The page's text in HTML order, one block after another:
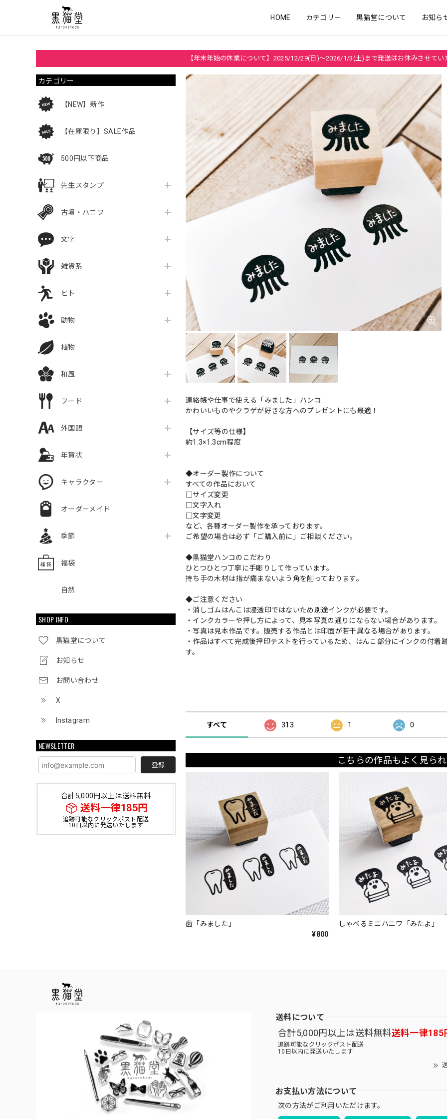
HOME カテゴリー 黒猫堂について お知ら
【年末年始の休業について】2025/12/29(日)～2026/1/3(土)まで発送はお休みさせてい
カテゴリー
【NEW】新作
【在庫限り】SALE作品
500円以下商品
先生スタンプ
古墳・ハニワ
文字
雑貨系
ヒト
動物
植物
和風
フード
外国語
年賀状
キャラクター
オーダーメイド
季節
福袋
自然
SHOP INFO
黒猫堂について
お知らせ
お問い合わせ
X
Instagram
NEWSLETTER
登録
合計5,000円以上は送料無料
送料一律185円
追跡可能なクリックポスト配送
10日以内に発送いたします
連絡帳や仕事で使える「みました」ハンコ
かわいいものやクラゲが好きな方へのプレゼントにも最適！
【サイズ等の仕様】
約1.3×1.3cm程度
◆オーダー製作について
すべての作品において
□サイズ変更
□文字入れ
□文字変更
など、各種オーダー製作を承っております。
ご希望の場合は必ず「ご購入前に」ご相談ください。
◆黒猫堂ハンコのこだわり
ひとつひとつ丁寧に手彫りして作っています。
持ち手の木材は指が痛まないよう角を削っております。
◆ご注意ください
・消しゴムはんこは浸透印ではないため別途インクが必要です。
・インクカラーや押し方によって、見本写真の通りにならない場合があります。
・写真は見本作品です。販売する作品とは印面が若干異なる場合があります。
・作品はすべて完成後押印テストを行っているため、はんこ部分にインクの付
す。
すべて 313 1 0
こちらの作品もよく見ら
歯「みました」
¥800
しゃべるミニハニワ「みたよ」
送料について
合計5,000円以上は送料無料送料一律185
追跡可能なクリックポスト配送
10日以内に発送いたします
お支払い方法について
次の方法がご利用いただけます。